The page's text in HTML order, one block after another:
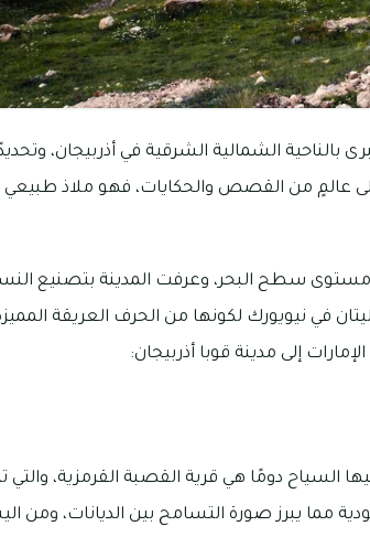
بالناحية الشمالية الشرقية في أذربيجان،
عالمٍ من القصص والحكايات، فهو ملاذ طبيعي
مستوى سطح البحر، وعرفت المدينة بتصنيع
في نيويورك لكونها من الحرف العريقة
إلى مدينة قوبا أذربيجان:
السياح دومًا هي قرية القصبة القرمزية، والتي
مما يبرز صورة التسامح بين الديانات، ومن